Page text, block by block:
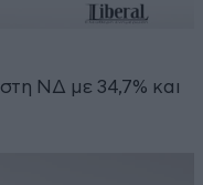
στη ΝΔ με 34,7% και